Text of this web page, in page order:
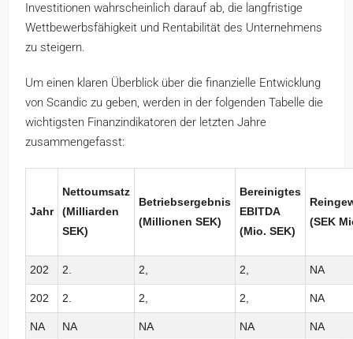
Investitionen wahrscheinlich darauf ab, die langfristige
Wettbewerbsfähigkeit und Rentabilität des Unternehmens
zu steigern.
Um einen klaren Überblick über die finanzielle Entwicklung
von Scandic zu geben, werden in der folgenden Tabelle die
wichtigsten Finanzindikatoren der letzten Jahre
zusammengefasst:
Jahr
Nettoumsatz
(Milliarden
SEK)
Betriebsergebnis
(Millionen SEK)
Bereinigtes
EBITDA
(Mio. SEK)
(SEK
202 2. 2, 2, NA
202 2. 2, 2, NA
NA NA NA NA NA